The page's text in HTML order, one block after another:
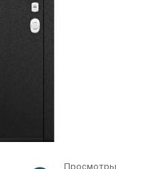
Просмотры